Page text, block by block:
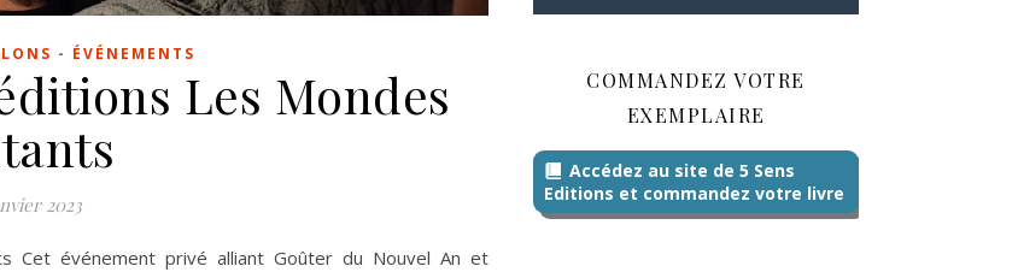
- ÉVÉNEMENTS
Les Mondes
2023
Cet événement privé alliant Goûter du Nouvel An et
COMMANDEZ VOTRE
EXEMPLAIRE
Accédez au site de 5 Sens
Editions et commandez votre livre